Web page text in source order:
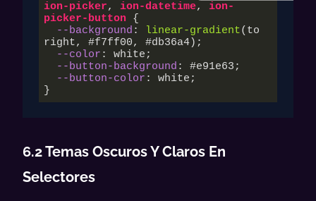
ion-picker, ion-datetime, ion-
picker-button {
--background : linear-gradient(to
right, #f7ff00, #db36a4);
--color : white;
--button-background : #e91e63 ;
--button-color : white;
}
6.2 Temas Oscuros Y Claros En
Selectores